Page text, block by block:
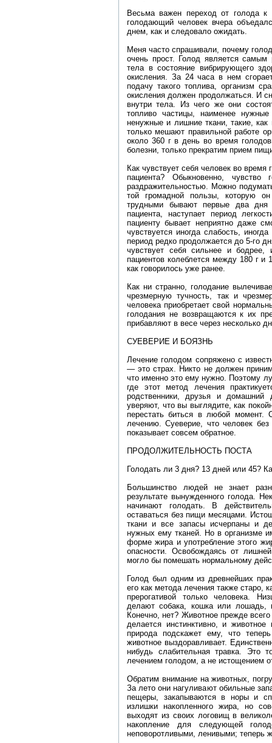
Весьма важен переход от голода к
голодающий человек вчера
днем, как и следовало ожидать.
Меня часто спрашивали, почему
очень прост. Голод является
тела в состояние вибрирующего
окисления. За 24 часа в нем
подачу такого топлива, организм
окисления должен продолжаться. И
внутри тела. Из чего же они
топливо частицы, наименее
ненужные и лишние ткани, такие, как
только мешают правильной работе
около 360 г в день во время
болезни, только прекратим прием
Как чувствует себя человек во время
пациента? Обыкновенно,
раздражительностью. Можно
той громадной пользы, которую
трудными бывают первые два дня
пациента, наступает период
пациенту бывает неприятно даже
чувствуется иногда слабость,
период редко продолжается до 5-го
чувствует себя сильнее и
пациентов колеблется между 180 г и
как говорилось уже ранее.
Как ни странно, голодание
чрезмерную тучность, так и
человека приобретает свой
голодания не возвращаются к их
прибавляют в весе через несколько
СУЕВЕРИЕ И БОЯЗНЬ
Лечение голодом сопряжено с
— это страх. Никто не должен
что именно это ему нужно. Поэтому
где этот метод лечения
родственники, друзья и домашний
уверяют, что вы выглядите, как
перестать биться в любой момент.
лечению. Суеверие, что человек
показывает совсем обратное.
ПРОДОЛЖИТЕЛЬНОСТЬ ПОСТА
Голодать ли 3 дня? 13 дней или 45?
Большинство людей не знает
результате вынужденного голода.
начинают голодать. В
оставаться без пищи месяцами.
ткани и все запасы исчерпаны и
нужных ему тканей. Но в организме
форме жира и употребление этого
опасности. Освобождаясь от
могло бы помешать нормальному
Голод был одним из древнейших
его как метода лечения также старо,
прерогативой только человека.
делают собака, кошка или лошадь,
Конечно, нет? Животное прежде
делается инстинктивно, и
природа подскажет ему, что
животное выздоравливает.
нибудь слабительная травка. Это
лечением голодом, а не истощением
Обратим внимание на животных,
За лето они нагуливают обильные
пещеры, закапываются в норы и
излишки накопленного жира, но
выходят из своих логовищ в
накопление для следующей
неповоротливыми, ленивыми; теперь